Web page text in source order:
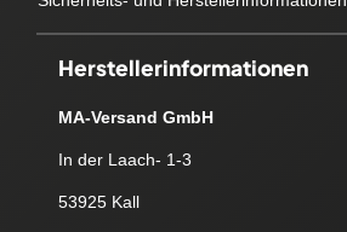
Herstellerinformationen
MA-Versand GmbH
In der Laach- 1-3
53925 Kall